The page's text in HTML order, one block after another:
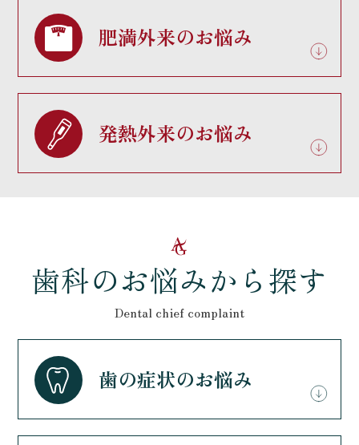
肥満外来のお悩み
発熱外来のお悩み
歯科のお悩みから探す
Dental chief complaint
歯の症状のお悩み